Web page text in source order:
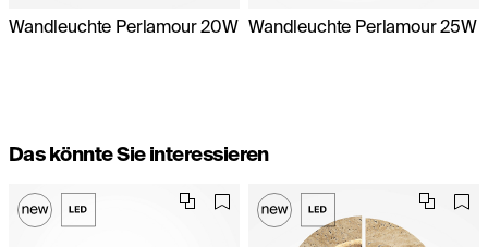
Wandleuchte Perlamour 20W Wandleuchte Perlamour 25W
Das könnte Sie interessieren